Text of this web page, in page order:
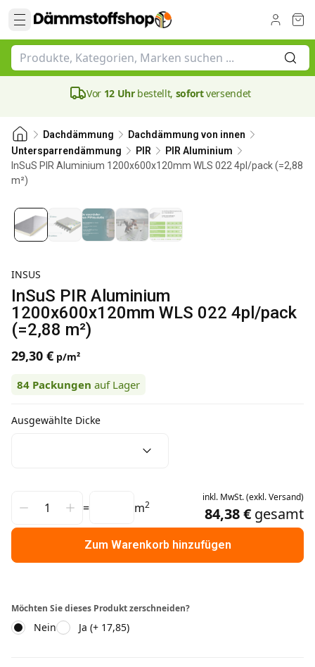
Vor 12 Uhrbestellt, sofortversendet
Dachdämmung
Dachdämmung von innen
Untersparrendämmung
PIR
PIR Aluminium
InSuS PIR Aluminium 1200x600x120mm WLS 022 4pl/pack (=2,88
m²)
INSUS
InSuS PIR Aluminium
1200x600x120mm WLS 022 4pl/pack
(=2,88 m²)
29,30 € p/m²
84 Packungen auf Lager
Ausgewählte Dicke
= m2
inkl. MwSt.(exkl.Versand)
84,38 € gesamt
Zum Warenkorb hinzufügen
Möchten Sie dieses Produkt zerschneiden?
Nein Ja (+ 17,85)